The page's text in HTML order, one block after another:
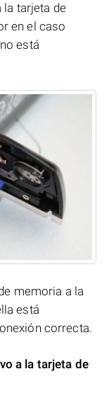
tarjeta de
en el caso
está
memoria a la
está
correcta.
a la tarjeta de